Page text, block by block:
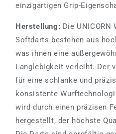
einzigartigen Grip-
Herstellung: Die UNICORN
Softdarts bestehen aus
was ihnen eine
Langlebigkeit verleiht. Der
für eine schlanke und
konsistente
wird durch einen präzisen
hergestellt, der höchste